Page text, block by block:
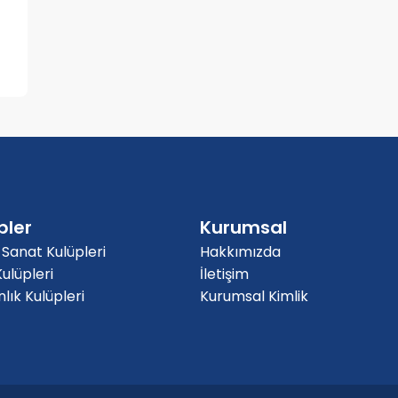
Kulüpleri
Kulüpleri
Kurumsal
Hakkımızda
İletişim
Kurumsal Kimlik